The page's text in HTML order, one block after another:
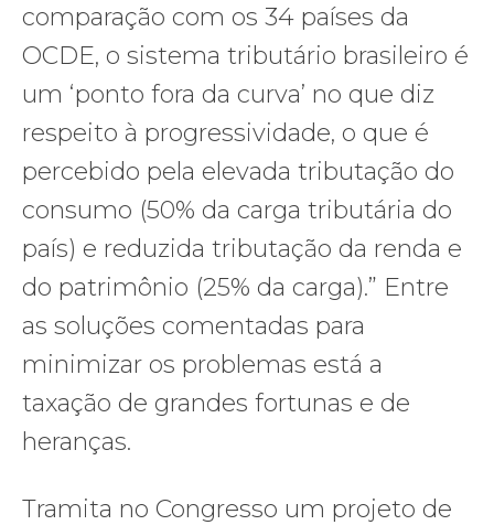
comparação com os 34 países da
OCDE, o sistema tributário brasileiro é
um ‘ponto fora da curva’ no que diz
respeito à progressividade, o que é
percebido pela elevada tributação do
consumo (50% da carga tributária do
país) e reduzida tributação da renda e
do patrimônio (25% da carga).” Entre
as soluções comentadas para
minimizar os problemas está a
taxação de grandes fortunas e de
heranças.
Tramita no Congresso um projeto de